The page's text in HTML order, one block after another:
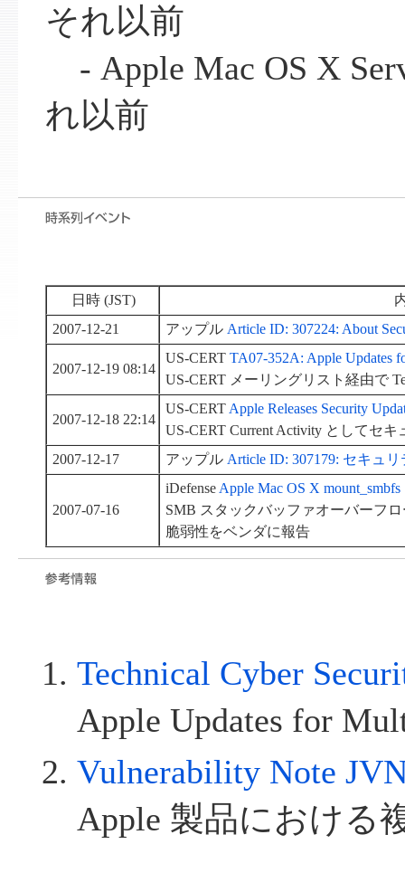
それ以前
- Apple Mac OS X
れ以前
日時 (JST)
2007-12-21
アップル Article ID: 307224: About
2007-12-19 08:14
US-CERT TA07-352A: Apple Updates
US-CERT メーリングリスト経由で
2007-12-18 22:14
US-CERTApple Releases Security
US-CERT Current Activity としてセ
2007-12-17
アップル Article ID: 307179: セキュ
2007-07-16
iDefenseApple Mac OS X
SMB スタックバッファオーバーフ
脆弱性をベンダに報告
Technical Cyber
Apple Updates for
Vulnerability Note
Apple 製品における